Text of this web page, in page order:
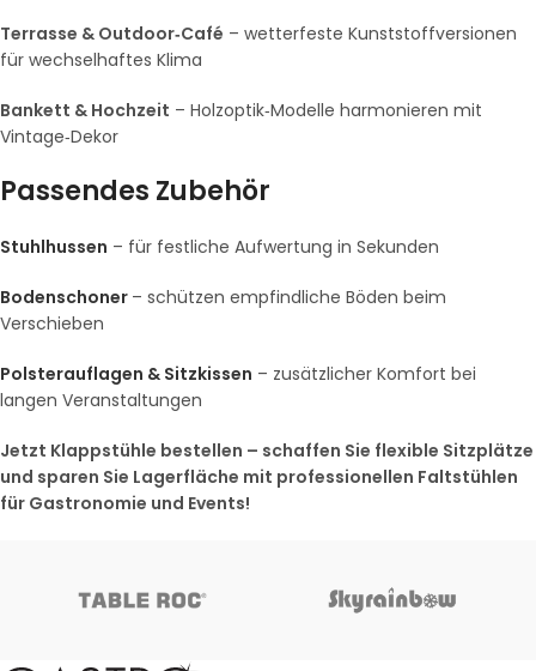
Terrasse & Outdoor‑Café – wetterfeste Kunststoffversionen
für wechselhaftes Klima
Bankett & Hochzeit – Holzoptik‑Modelle harmonieren mit
Vintage‑Dekor
Passendes Zubehör
Stuhlhussen – für festliche Aufwertung in Sekunden
Bodenschoner – schützen empfindliche Böden beim
Verschieben
Polsterauflagen & Sitzkissen – zusätzlicher Komfort bei
langen Veranstaltungen
Jetzt Klappstühle bestellen – schaffen Sie flexible Sitzplätze
und sparen Sie Lagerfläche mit professionellen Faltstühlen
für Gastronomie und Events!